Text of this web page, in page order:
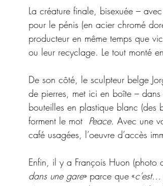
La créature finale, bisexuée –
pour le pénis (en acier chromé
producteur en même temps que
ou leur recyclage. Le tout monté
De son côté, le sculpteur belge
de pierres, met ici en boîte –
bouteilles en plastique blanc (des
forment le mot Peace. Avec une
café usagées, l’oeuvre d’accès
Enfin, il y a François Huon (photo
dans une gare» parce que «c’est…